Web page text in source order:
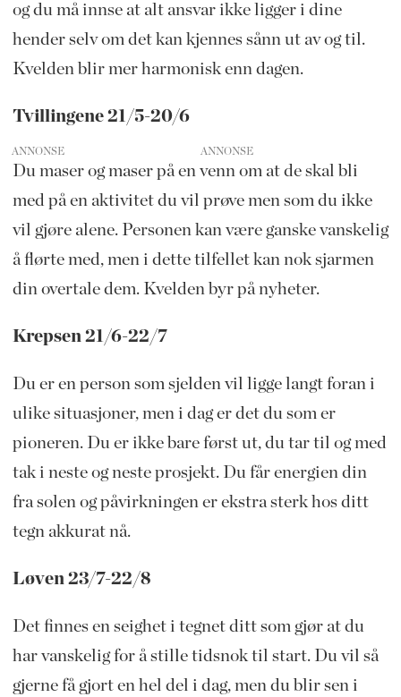
og du må innse at alt ansvar ikke ligger i dine
hender selv om det kan kjennes sånn ut av og til.
Kvelden blir mer harmonisk enn dagen.
Tvillingene 21/5-20/6
ANNONSE
Du maser og maser på en venn om at de skal bli
med på en aktivitet du vil prøve men som du ikke
vil gjøre alene. Personen kan være ganske vanskelig
å flørte med, men i dette tilfellet kan nok sjarmen
din overtale dem. Kvelden byr på nyheter.
Krepsen 21/6-22/7
Du er en person som sjelden vil ligge langt foran i
ulike situasjoner, men i dag er det du som er
pioneren. Du er ikke bare først ut, du tar til og med
tak i neste og neste prosjekt. Du får energien din
fra solen og påvirkningen er ekstra sterk hos ditt
tegn akkurat nå.
Løven 23/7-22/8
Det finnes en seighet i tegnet ditt som gjør at du
har vanskelig for å stille tidsnok til start. Du vil så
gjerne få gjort en hel del i dag, men du blir sen i